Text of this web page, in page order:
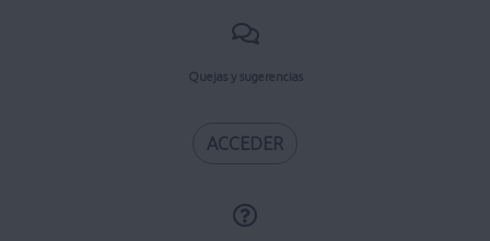
Quejas y sugerencias
ACCEDER